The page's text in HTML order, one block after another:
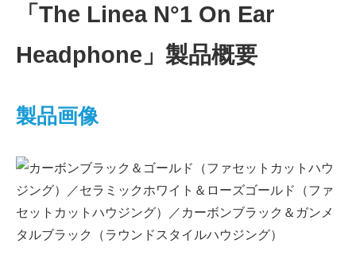
「The Linea N°1 On Ear
Headphone」製品概要
製品画像